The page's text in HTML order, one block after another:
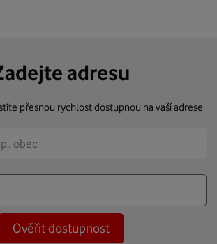
adresu
přesnou rychlost dostupnou na vaší adrese
Ověřit dostupnost